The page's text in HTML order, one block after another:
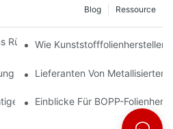
Ressource
Blog
Rückgrat Flexibler Verpackungen
Wie Kunststofffolienhersteller
Einblicke Führender
Lieferanten Von
BOPP-Folienlieferanten Für Ihr
Einblicke Für BOPP-